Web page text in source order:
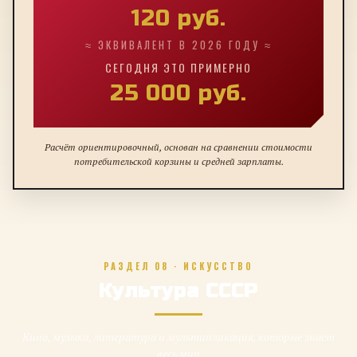
120 руб.
≈ ЭКВИВАЛЕНТ В 2026 ГОДУ ≈
СЕГОДНЯ ЭТО ПРИМЕРНО
25 000 руб.
Расчёт ориентировочный, основан на сравнении стоимости
потребительской корзины и средней зарплаты.
РАЗДЕЛ 08 · ИСКУССТВО
Культура СССР